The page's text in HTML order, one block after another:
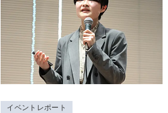
イベントレポート